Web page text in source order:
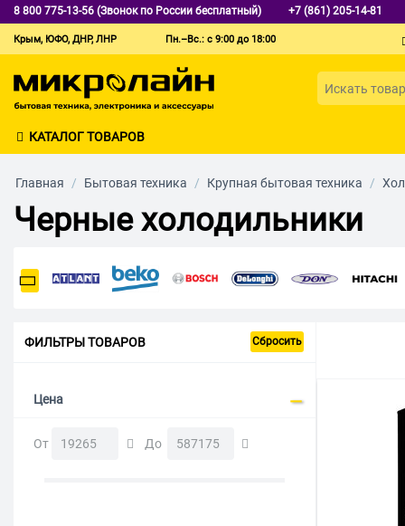
8 800 775-13-56 (Звонок по России бесплатный) +7 (861) 205-14-81
Крым, ЮФО, ДНР, ЛНР Пн.–Вс.: с 9:00 до 18:00
КАТАЛОГ ТОВАРОВ
Главная / Бытовая техника / Крупная бытовая техника /
Черные холодильники
ФИЛЬТРЫ ТОВАРОВ Сбросить
Цена
От До